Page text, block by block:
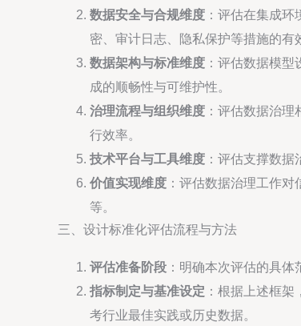
数据安全与合规维度 ：评估在集成
密、审计日志、隐私保护等措施的有
数据架构与标准维度 ：评估数据模
成的顺畅性与可维护性。
治理流程与组织维度 ：评估数据治
行效率。
技术平台与工具维度 ：评估支撑数
价值实现维度 ：评估数据治理工作
等。
三、设计标准化评估流程与方法
评估准备阶段 ：明确本次评估的具
指标制定与基准设定 ：根据上述框
考行业最佳实践或历史数据。